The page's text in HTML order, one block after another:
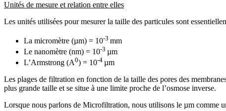
Unités de mesure et relation entre elles
Les unités utilisées pour mesurer la taille des particules sont
La micromètre (µm) = 10-3 mm
Le nanomètre (nm) = 10-3 µm
L’Armstrong (A0) = 10-4 µm
Les plages de filtration en fonction de la taille des pores des
plus grande taille et se situe à une limite proche de l’osmose inverse.
Lorsque nous parlons de Microfiltration, nous utilisons le µm comme